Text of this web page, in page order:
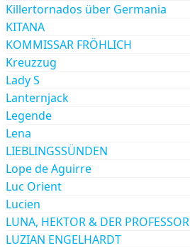
Killertornados über Germania
KITANA
KOMMISSAR FRÖHLICH
Kreuzzug
Lady S
Lanternjack
Legende
Lena
LIEBLINGSSÜNDEN
Lope de Aguirre
Luc Orient
Lucien
LUNA, HEKTOR & DER PROFESSOR
LUZIAN ENGELHARDT